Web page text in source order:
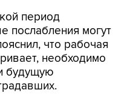
период
послабления могут
что рабочая
необходимо
будущую